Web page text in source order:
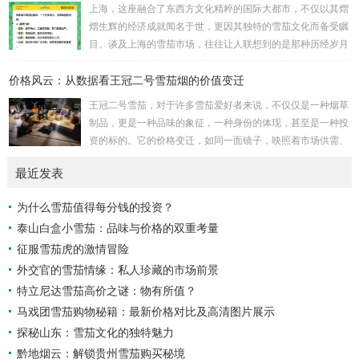
火花。想象一下，霓虹灯下，一位品味者手持雪茄，细品生
活，这不仅仅是抽烟，而是对城市脉动的低语，对历史的致
敬。 宁波的小国粹雪茄，源于上世纪的匠人传承，其制作...
上海，这座融合了东西方文化精粹的国际大都市，不仅以其熠
熠生辉的经济成就闻名于世，更因其独特的雪茄文化而备受瞩
目。谈及上海的雪茄市场，往往让人联想到的是那种历经岁月
更是一幅关于历史与现代、喧嚣与静谧交错的丰富画卷。 雪
而，在上海，这种传统符号被赋予了更多维度的意义。上海的
雪茄市场不仅仅是商品的交换平台，它更像是一个社交的场
域，是精英人士心灵的栖息之地，是文化传承与创新的纽...
价格风云：从数据看王冠二号雪茄烟的价值变迁
王冠二号雪茄，对于许多雪茄爱好者来说，不仅仅是一种烟草
制品，更是一种品味的象征，一种身份的体现，甚至是一种投
资的标的。它的价格变迁，如同一面镜子，映照着市场供需、
多方面的。原材料成本是基础。优质烟叶的种植、采摘、发酵
和醇化都需要耗费大量的人力物力，气候变化、病虫害等自然
因素也可能影响烟叶的产量和质量，进而影响雪茄的...
最近发表
为什么雪茄值得每分钱的投资？
泰山白盒小雪茄：品味与价格的双重考量
征服雪茄虎的激情冒险
外交官的雪茄情缘：私人珍藏的市场前景
特立尼达雪茄高价之谜：物有所值？
马戏团雪茄购物秘籍：最新价格对比及高清图片展示
探秘山东：雪茄文化的独特魅力
黔地烟云：解锁贵州雪茄购买秘境